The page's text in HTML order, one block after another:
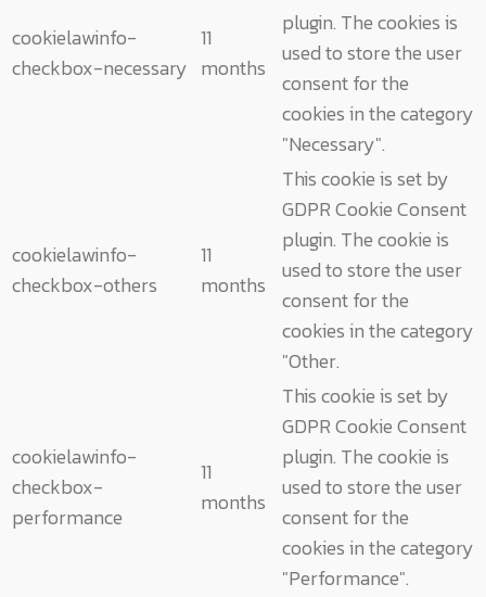
cookielawinfo-
checkbox-necessary
11
months
plugin. The cookies is
used to store the user
consent for the
cookies in the category
"Necessary".
cookielawinfo-
checkbox-others
11
months
This cookie is set by
GDPR Cookie Consent
plugin. The cookie is
used to store the user
consent for the
cookies in the category
"Other.
cookielawinfo-
checkbox-
performance
11
months
This cookie is set by
GDPR Cookie Consent
plugin. The cookie is
used to store the user
consent for the
cookies in the category
"Performance".